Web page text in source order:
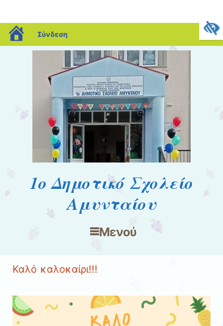
blogs.sch.gr
Σύνδεση
1o Δημοτικό Σχολείο
Αμυνταίου
Μενού
Καλό καλοκαίρι!!!